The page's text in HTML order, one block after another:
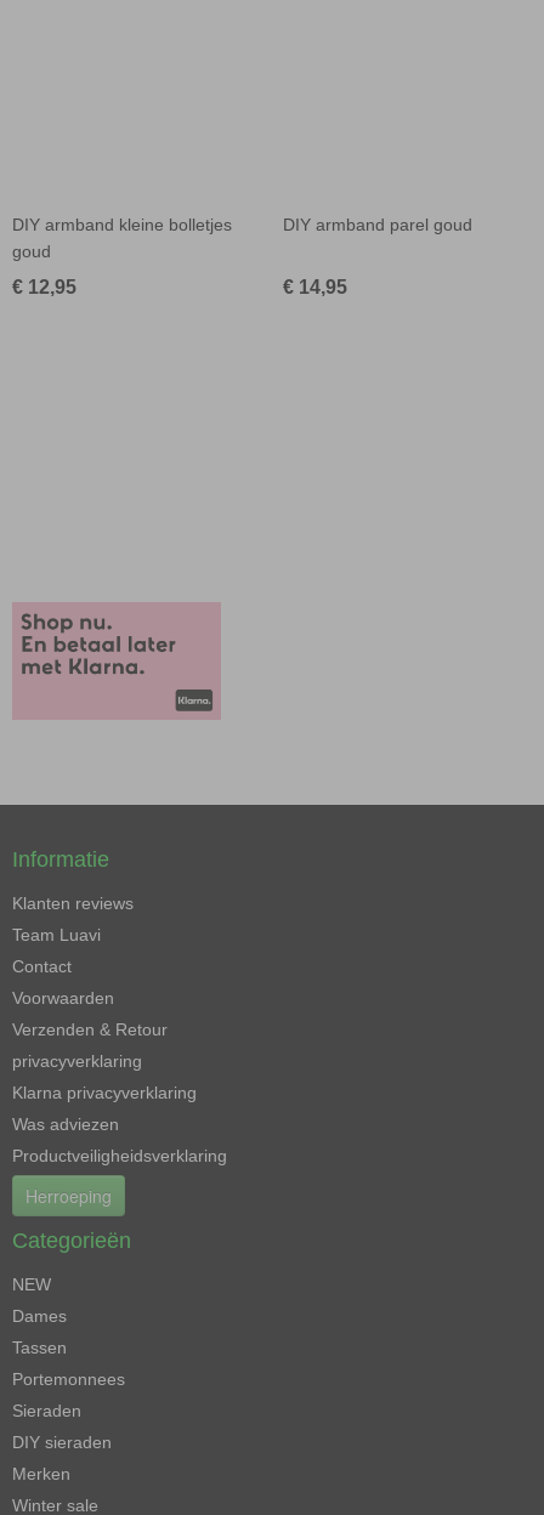
DIY armband kleine bolletjes
goud
€ 12,95
DIY armband parel goud
€ 14,95
Informatie
Klanten reviews
Team Luavi
Contact
Voorwaarden
Verzenden & Retour
privacyverklaring
Klarna privacyverklaring
Was adviezen
Productveiligheidsverklaring
Herroeping
Categorieën
NEW
Dames
Tassen
Portemonnees
Sieraden
DIY sieraden
Merken
Winter sale